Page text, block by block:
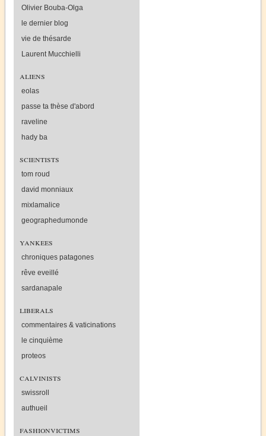
Olivier Bouba-Olga
le dernier blog
vie de thésarde
Laurent Mucchielli
aliens
eolas
passe ta thèse d'abord
raveline
hady ba
scientists
tom roud
david monniaux
mixlamalice
geographedumonde
yankees
chroniques patagones
rêve eveillé
sardanapale
liberals
commentaires & vaticinations
le cinquième
proteos
calvinists
swissroll
authueil
fashionvictims